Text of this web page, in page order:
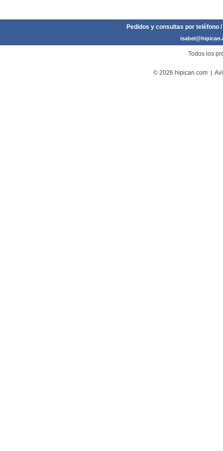
Pedidos y consultas por teléfono
Todos los
© 2026 hipican.com |